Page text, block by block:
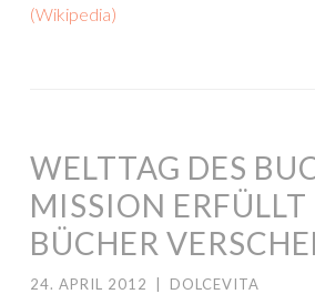
(Wikipedia)
WELTTAG DES
MISSION
BÜCHER
24. APRIL 2012 DOLCEVITA